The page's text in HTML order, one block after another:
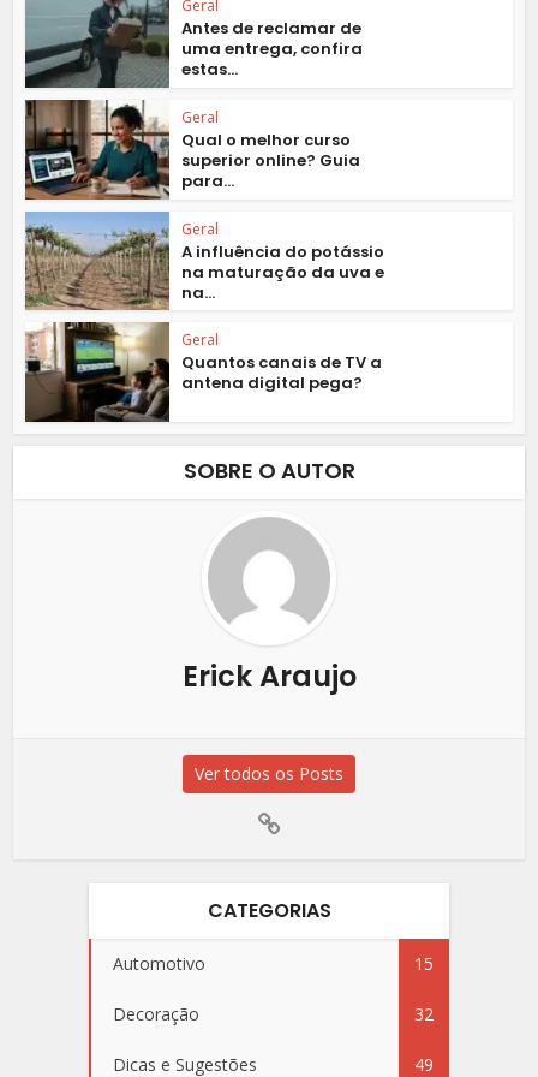
Geral
Antes de reclamar de
uma entrega, confira
estas...
Geral
Qual o melhor curso
superior online? Guia
para...
Geral
A influência do potássio
na maturação da uva e
na...
Geral
Quantos canais de TV a
antena digital pega?
SOBRE O AUTOR
Erick Araujo
Ver todos os Posts
CATEGORIAS
Automotivo 15
Decoração 32
Dicas e Sugestões 49